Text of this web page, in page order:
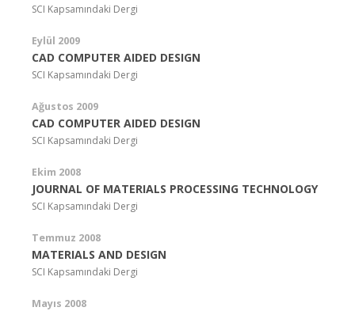
SCI Kapsamındaki Dergi
Eylül 2009
CAD COMPUTER AIDED DESIGN
SCI Kapsamındaki Dergi
Ağustos 2009
CAD COMPUTER AIDED DESIGN
SCI Kapsamındaki Dergi
Ekim 2008
JOURNAL OF MATERIALS PROCESSING TECHNOLOGY
SCI Kapsamındaki Dergi
Temmuz 2008
MATERIALS AND DESIGN
SCI Kapsamındaki Dergi
Mayıs 2008